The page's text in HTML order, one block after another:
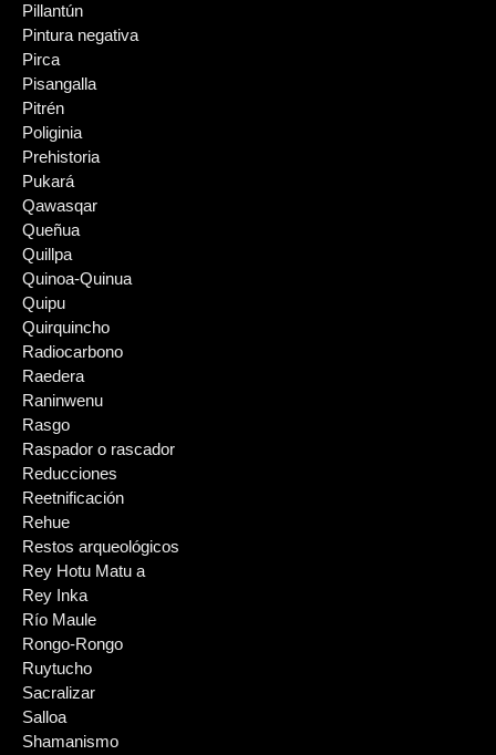
Pillantún
Pintura negativa
Pirca
Pisangalla
Pitrén
Poliginia
Prehistoria
Pukará
Qawasqar
Queñua
Quillpa
Quinoa-Quinua
Quipu
Quirquincho
Radiocarbono
Raedera
Raninwenu
Rasgo
Raspador o rascador
Reducciones
Reetnificación
Rehue
Restos arqueológicos
Rey Hotu Matu a
Rey Inka
Río Maule
Rongo-Rongo
Ruytucho
Sacralizar
Salloa
Shamanismo